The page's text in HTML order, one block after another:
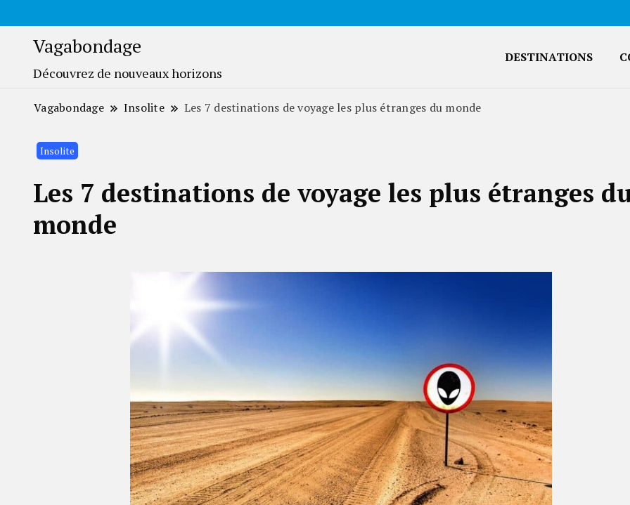
Vagabondage
Découvrez de nouveaux horizons
DESTINATIONS
Vagabondage Insolite Les 7 destinations de voyage les plus étranges du monde
Insolite
Les 7 destinations de voyage les plus étranges
monde